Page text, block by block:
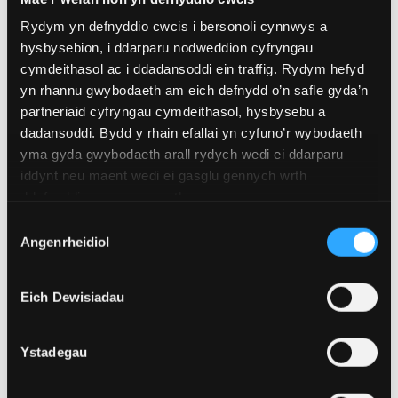
Rydym yn defnyddio cwcis i bersonoli cynnwys a
hysbysebion, i ddarparu nodweddion cyfryngau
cymdeithasol ac i ddadansoddi ein traffig. Rydym hefyd
yn rhannu gwybodaeth am eich defnydd o’n safle gyda’n
partneriaid cyfryngau cymdeithasol, hysbysebu a
dadansoddi. Bydd y rhain efallai yn cyfuno’r wybodaeth
yma gyda gwybodaeth arall rydych wedi ei ddarparu
iddynt neu maent wedi ei gasglu gennych wrth
Caniatâd
Angenrheidiol
Eich Dewisiadau
Ystadegau
sefydledig Prifysgol Bangor mewn Astudiaethau
Arthuraidd, dan arweiniad yGanolfan Astudiaethau
Arthuraidd.Bydd yn gwella enw da byd-eang y
Ganolfan wrth gyfrannu at baratoadau REF2029
Prifysgol Bangor drwy gyhoeddiadau Mynediad
Agored, cynadleddau academaidd, a digwyddiadau
hyfforddi. Bydd y digwyddiadau hyn yn agored i'r
gymuned academaidd a'r cyhoedd ehangach, gan
mwyaf derbyn y gydnabyddiaeth ryngwladol hon
mewn cyfnod pan mae’n anodd sicrhau cyllid ymchwil.
Yn ogystal â chydnabod ein henw da rhyngwladol am
Astudiaethau Arthuraidd, mae’r dyfarniad hwn hefyd